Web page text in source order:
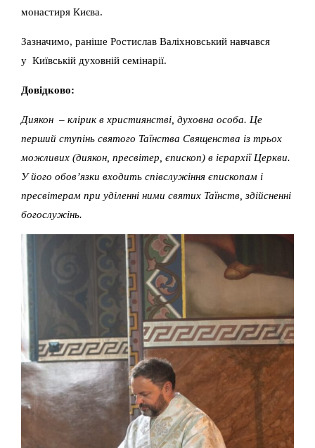
монастиря Києва.
Зазначимо, раніше Ростислав Валіхновський навчався
у Київській духовній семінарії.
Довідково:
Диякон – клірик в християнстві, духовна особа. Це
перший ступінь святого Таїнства Священства із трьох
можливих (диякон, пресвітер, єпископ) в ієрархії Церкви.
У його обов’язки входить співслужіння єпископам і
пресвітерам при уділенні ними святих Таїнств, здійсненні
богослужінь.